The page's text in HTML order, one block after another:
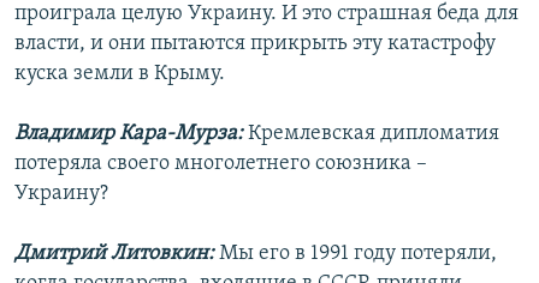
проиграла целую Украину. И это страшная беда для
власти, и они пытаются прикрыть эту катастрофу
куска земли в Крыму.
Владимир Кара-Мурза:Кремлевская дипломатия
потеряла своего многолетнего союзника –
Украину?
Дмитрий Литовкин:Мы его в 1991 году потеряли,